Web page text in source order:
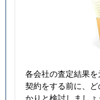
各会社の査定結果を
契約をする前に、
かりと検討しましょ